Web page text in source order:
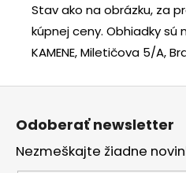
Stav ako na obrázku, za
kúpnej ceny. Obhiadky sú
KAMENE, Miletičova 5/A,
Z
Odoberať newsletter
Nezmeškajte žiadne